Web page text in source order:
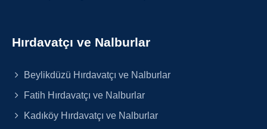
Hırdavatçı ve Nalburlar
Beylikdüzü Hırdavatçı ve Nalburlar
Fatih Hırdavatçı ve Nalburlar
Kadıköy Hırdavatçı ve Nalburlar